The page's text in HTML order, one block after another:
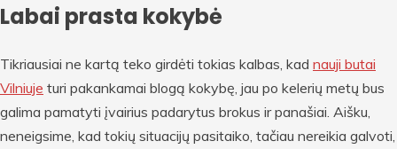
Labai prasta kokybė
Tikriausiai ne kartą teko girdėti tokias kalbas, kad nauji butai
Vilniuje turi pakankamai blogą kokybę, jau po kelerių metų bus
galima pamatyti įvairius padarytus brokus ir panašiai. Aišku,
neneigsime, kad tokių situacijų pasitaiko, tačiau nereikia galvoti,